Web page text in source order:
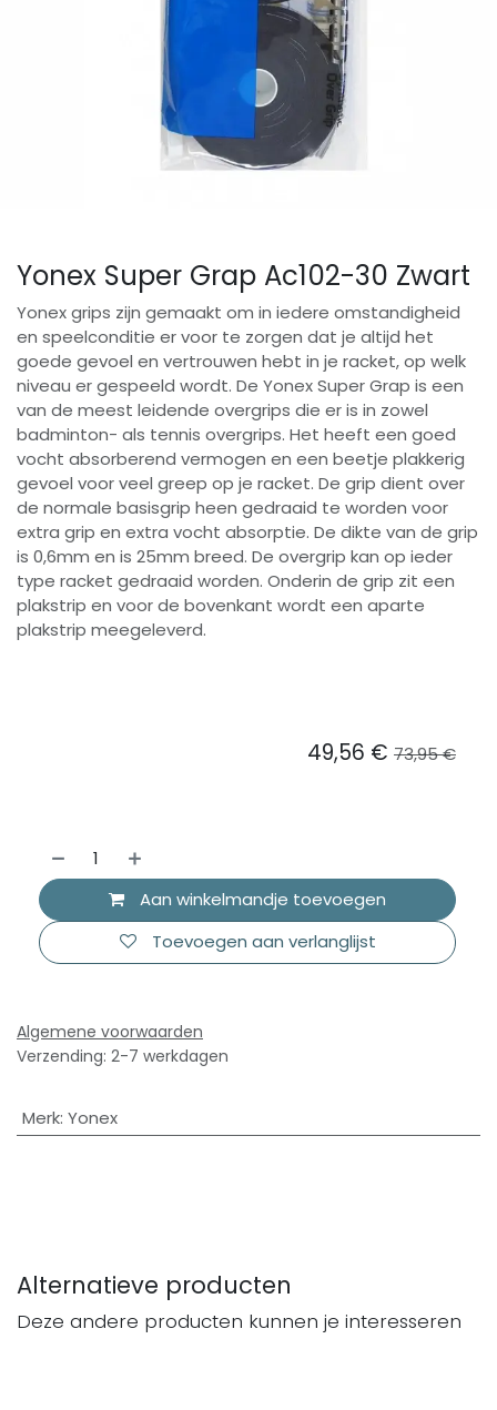
Yonex Super Grap Ac102-30 Zwart
Yonex grips zijn gemaakt om in iedere omstandigheid
en speelconditie er voor te zorgen dat je altijd het
goede gevoel en vertrouwen hebt in je racket, op welk
niveau er gespeeld wordt. De Yonex Super Grap is een
van de meest leidende overgrips die er is in zowel
badminton- als tennis overgrips. Het heeft een goed
vocht absorberend vermogen en een beetje plakkerig
gevoel voor veel greep op je racket. De grip dient over
de normale basisgrip heen gedraaid te worden voor
extra grip en extra vocht absorptie. De dikte van de grip
is 0,6mm en is 25mm breed. De overgrip kan op ieder
type racket gedraaid worden. Onderin de grip zit een
plakstrip en voor de bovenkant wordt een aparte
plakstrip meegeleverd.
Aan winkelmandje toevoegen
Toevoegen aan verlanglijst
49,56 € 73,95€
Algemene voorwaarden
Verzending: 2-7 werkdagen
Merk: Yonex
Alternatieve producten
Deze andere producten kunnen je interesseren